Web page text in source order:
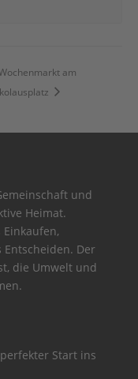
am
und
Heimat.
Einkaufen,
Der
die Umwelt und
Start ins